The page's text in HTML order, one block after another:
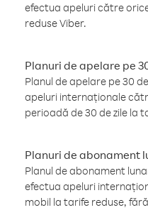
efectua apeluri către
reduse Viber.
Planuri de apelare pe
Planul de apelare pe 30
apeluri internaționale
perioadă de 30 de zile la
Planuri de abonament
Planul de abonament
efectua apeluri
mobil la tarife reduse,